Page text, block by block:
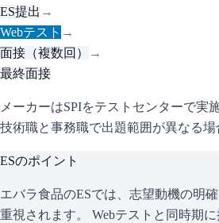
ES提出 →
Webテスト →
面接（複数回）
→
最終面接
メーカーはSPIをテストセンターで実
技術職と事務職で出題範囲が異なる場
ESのポイント
エバラ食品のESでは、志望動機の明
重視されます。 Webテストと同時期